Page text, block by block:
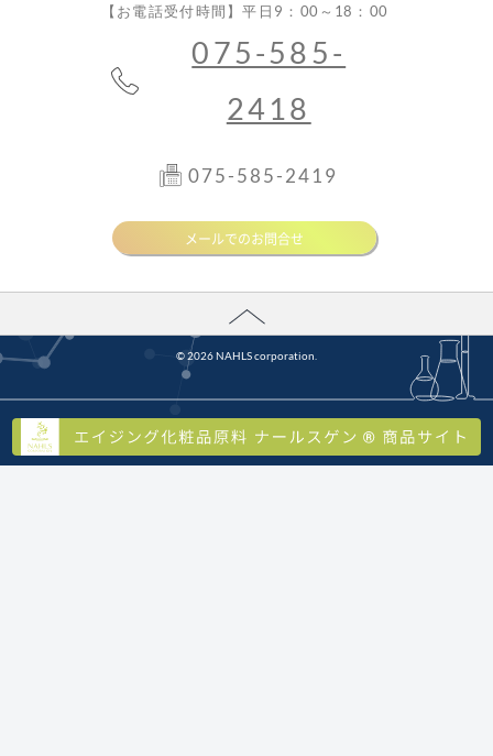
【お電話受付時間】平日9：00～18：00
075-585-
2418
075-585-2419
メールでのお問合せ
お気軽にお問合せください。
メールでのお問合せ
075-585-2418
京都市左京区吉田河原町14 京都技術科学センター （開発本部・品質管理・品質保証
place MAP
MAP
© 2026 NAHLS corporation.